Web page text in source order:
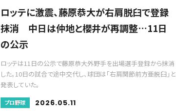
ロッテに激震、藤原恭大が右肩脱臼で登録
抹消 中日は仲地と櫻井が再調整…11日
の公示
ロッテは11日の公示で藤原恭大外野手を出場選手登録から抹消
した。10日の試合で途中交代し、球団は「右肩関節前方亜脱臼」と
発表していた。
プロ野球 2026.05.11